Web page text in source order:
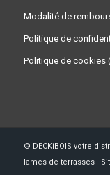
Modalité de
Politique de
Politique de cookies
© DECKiBOIS votre
lames de terrasses -